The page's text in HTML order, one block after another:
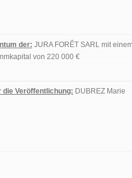
der: JURA FORÊT SARL mit
von 220 000 €
Veröffentlichung: DUBREZ Marie